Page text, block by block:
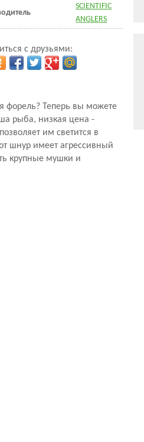
SCIENTIFIC
ANGLERS
с друзьями:
форель? Теперь вы можете
рыба, низкая цена -
позволяет им светится в
шнур имеет агрессивный
крупные мушки и